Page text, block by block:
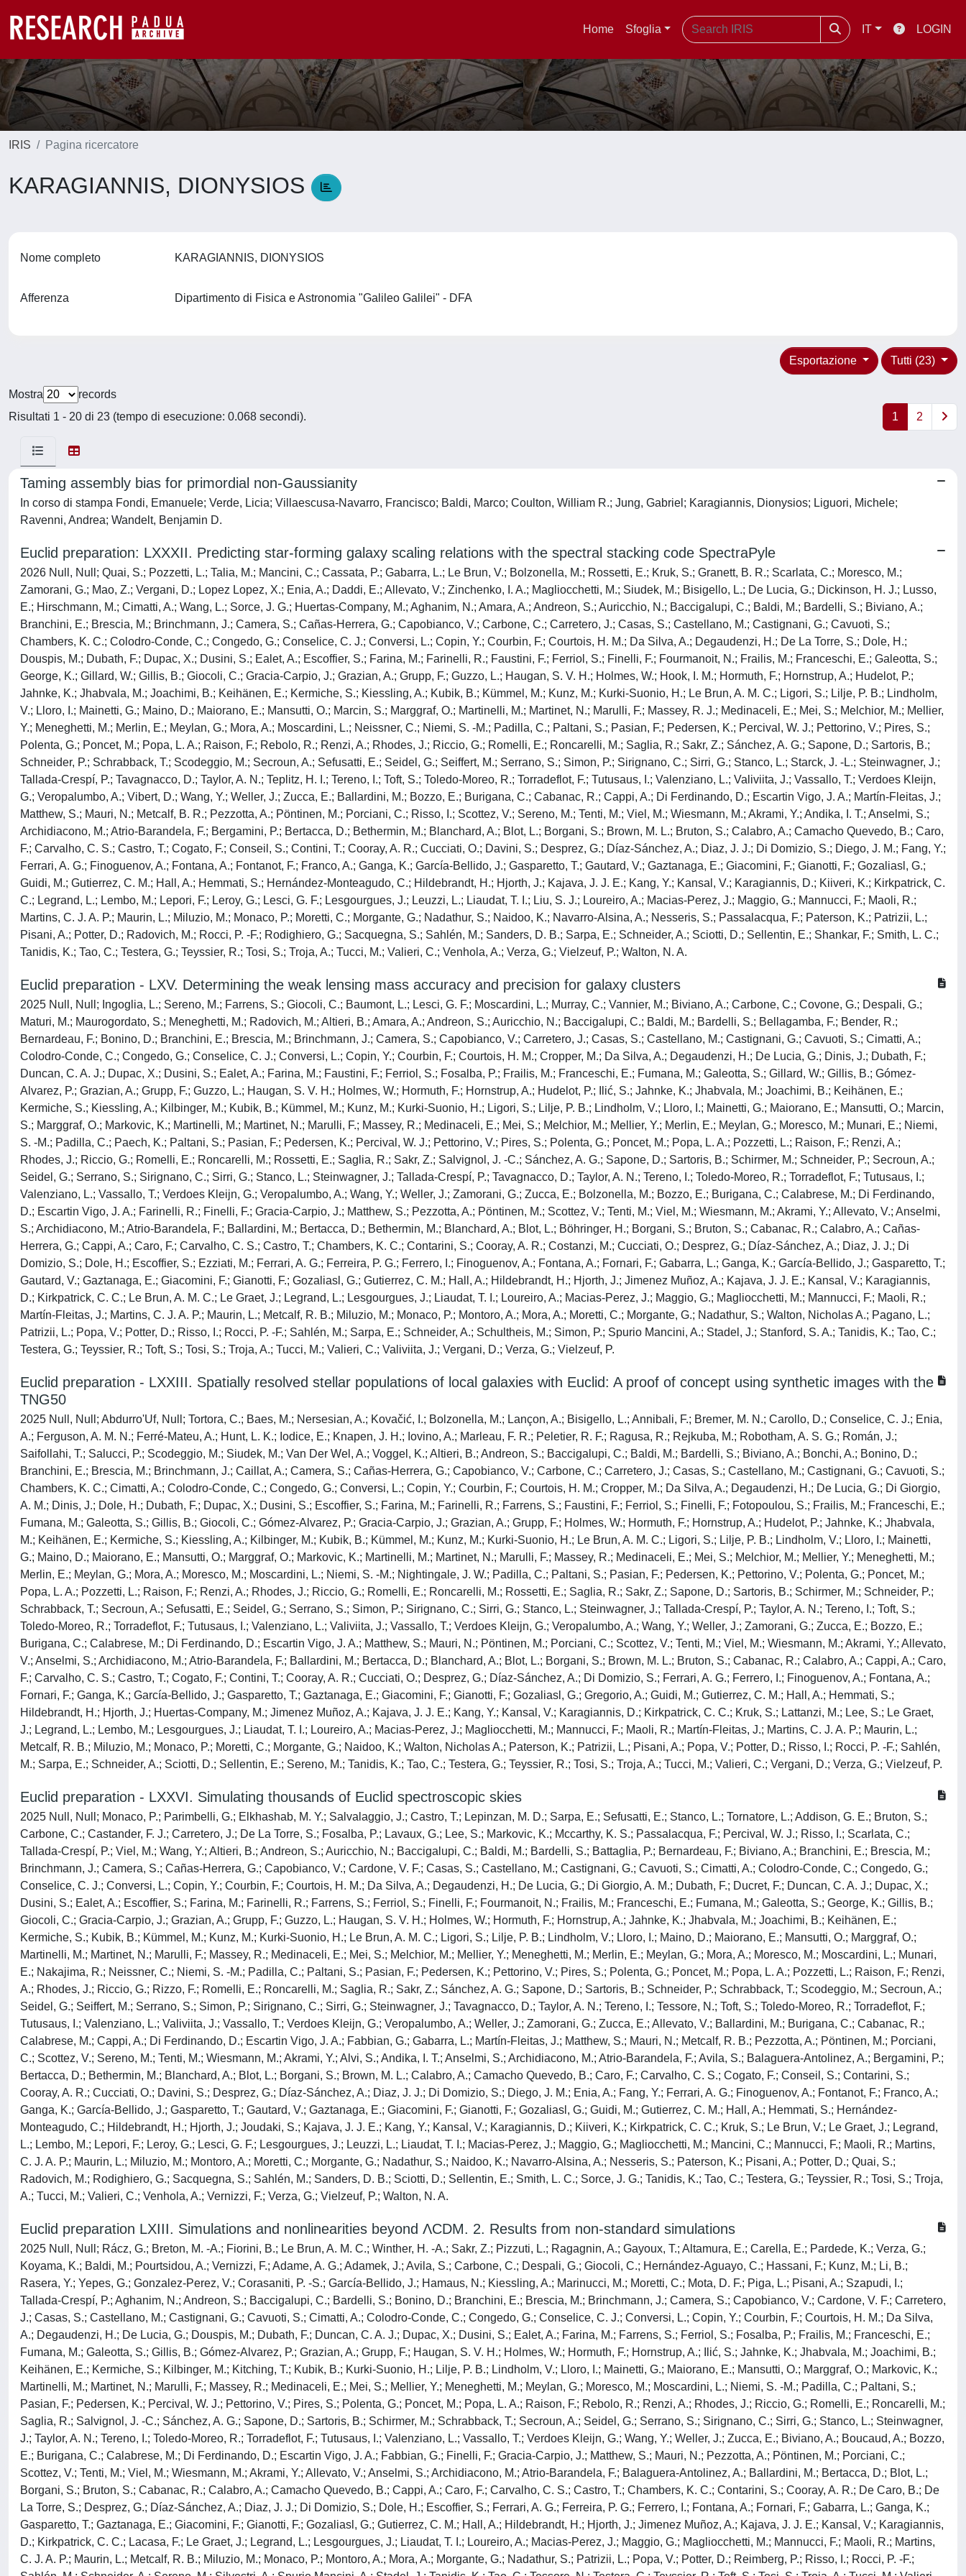
Home Sfoglia IT LOGIN
IRIS Pagina ricercatore
KARAGIANNIS, DIONYSIOS
Nome completo KARAGIANNIS, DIONYSIOS
Afferenza Dipartimento di Fisica e Astronomia "Galileo Galilei" - DFA
Tutti (23)
Esportazione
Mostra
records
Risultati 1 - 20 di 23 (tempo di esecuzione: 0.068 secondi).
1 2
Taming assembly bias for primordial non-Gaussianity
In corso di stampa Fondi, Emanuele; Verde, Licia; Villaescusa-Navarro, Francisco; Baldi, Marco; Coulton, William R.; Jung, Gabriel; Karagiannis, Dionysios; Liguori, Michele;
Ravenni, Andrea; Wandelt, Benjamin D.
Euclid preparation: LXXXII. Predicting star-forming galaxy scaling relations with the spectral stacking code SpectraPyle
2026 Null, Null; Quai, S.; Pozzetti, L.; Talia, M.; Mancini, C.; Cassata, P.; Gabarra, L.; Le Brun, V.; Bolzonella, M.; Rossetti, E.; Kruk, S.; Granett, B. R.; Scarlata, C.; Moresco, M.;
Zamorani, G.; Mao, Z.; Vergani, D.; Lopez Lopez, X.; Enia, A.; Daddi, E.; Allevato, V.; Zinchenko, I. A.; Magliocchetti, M.; Siudek, M.; Bisigello, L.; De Lucia, G.; Dickinson, H. J.; Lusso,
E.; Hirschmann, M.; Cimatti, A.; Wang, L.; Sorce, J. G.; Huertas-Company, M.; Aghanim, N.; Amara, A.; Andreon, S.; Auricchio, N.; Baccigalupi, C.; Baldi, M.; Bardelli, S.; Biviano, A.;
Branchini, E.; Brescia, M.; Brinchmann, J.; Camera, S.; Cañas-Herrera, G.; Capobianco, V.; Carbone, C.; Carretero, J.; Casas, S.; Castellano, M.; Castignani, G.; Cavuoti, S.;
Chambers, K. C.; Colodro-Conde, C.; Congedo, G.; Conselice, C. J.; Conversi, L.; Copin, Y.; Courbin, F.; Courtois, H. M.; Da Silva, A.; Degaudenzi, H.; De La Torre, S.; Dole, H.;
Douspis, M.; Dubath, F.; Dupac, X.; Dusini, S.; Ealet, A.; Escoffier, S.; Farina, M.; Farinelli, R.; Faustini, F.; Ferriol, S.; Finelli, F.; Fourmanoit, N.; Frailis, M.; Franceschi, E.; Galeotta, S.;
George, K.; Gillard, W.; Gillis, B.; Giocoli, C.; Gracia-Carpio, J.; Grazian, A.; Grupp, F.; Guzzo, L.; Haugan, S. V. H.; Holmes, W.; Hook, I. M.; Hormuth, F.; Hornstrup, A.; Hudelot, P.;
Jahnke, K.; Jhabvala, M.; Joachimi, B.; Keihänen, E.; Kermiche, S.; Kiessling, A.; Kubik, B.; Kümmel, M.; Kunz, M.; Kurki-Suonio, H.; Le Brun, A. M. C.; Ligori, S.; Lilje, P. B.; Lindholm,
V.; Lloro, I.; Mainetti, G.; Maino, D.; Maiorano, E.; Mansutti, O.; Marcin, S.; Marggraf, O.; Martinelli, M.; Martinet, N.; Marulli, F.; Massey, R. J.; Medinaceli, E.; Mei, S.; Melchior, M.; Mellier,
Y.; Meneghetti, M.; Merlin, E.; Meylan, G.; Mora, A.; Moscardini, L.; Neissner, C.; Niemi, S. -M.; Padilla, C.; Paltani, S.; Pasian, F.; Pedersen, K.; Percival, W. J.; Pettorino, V.; Pires, S.;
Polenta, G.; Poncet, M.; Popa, L. A.; Raison, F.; Rebolo, R.; Renzi, A.; Rhodes, J.; Riccio, G.; Romelli, E.; Roncarelli, M.; Saglia, R.; Sakr, Z.; Sánchez, A. G.; Sapone, D.; Sartoris, B.;
Schneider, P.; Schrabback, T.; Scodeggio, M.; Secroun, A.; Sefusatti, E.; Seidel, G.; Seiffert, M.; Serrano, S.; Simon, P.; Sirignano, C.; Sirri, G.; Stanco, L.; Starck, J. -L.; Steinwagner, J.;
Tallada-Crespí, P.; Tavagnacco, D.; Taylor, A. N.; Teplitz, H. I.; Tereno, I.; Toft, S.; Toledo-Moreo, R.; Torradeflot, F.; Tutusaus, I.; Valenziano, L.; Valiviita, J.; Vassallo, T.; Verdoes Kleijn,
G.; Veropalumbo, A.; Vibert, D.; Wang, Y.; Weller, J.; Zucca, E.; Ballardini, M.; Bozzo, E.; Burigana, C.; Cabanac, R.; Cappi, A.; Di Ferdinando, D.; Escartin Vigo, J. A.; Martín-Fleitas, J.;
Matthew, S.; Mauri, N.; Metcalf, B. R.; Pezzotta, A.; Pöntinen, M.; Porciani, C.; Risso, I.; Scottez, V.; Sereno, M.; Tenti, M.; Viel, M.; Wiesmann, M.; Akrami, Y.; Andika, I. T.; Anselmi, S.;
Archidiacono, M.; Atrio-Barandela, F.; Bergamini, P.; Bertacca, D.; Bethermin, M.; Blanchard, A.; Blot, L.; Borgani, S.; Brown, M. L.; Bruton, S.; Calabro, A.; Camacho Quevedo, B.; Caro,
F.; Carvalho, C. S.; Castro, T.; Cogato, F.; Conseil, S.; Contini, T.; Cooray, A. R.; Cucciati, O.; Davini, S.; Desprez, G.; Díaz-Sánchez, A.; Diaz, J. J.; Di Domizio, S.; Diego, J. M.; Fang, Y.;
Ferrari, A. G.; Finoguenov, A.; Fontana, A.; Fontanot, F.; Franco, A.; Ganga, K.; García-Bellido, J.; Gasparetto, T.; Gautard, V.; Gaztanaga, E.; Giacomini, F.; Gianotti, F.; Gozaliasl, G.;
Guidi, M.; Gutierrez, C. M.; Hall, A.; Hemmati, S.; Hernández-Monteagudo, C.; Hildebrandt, H.; Hjorth, J.; Kajava, J. J. E.; Kang, Y.; Kansal, V.; Karagiannis, D.; Kiiveri, K.; Kirkpatrick, C.
C.; Legrand, L.; Lembo, M.; Lepori, F.; Leroy, G.; Lesci, G. F.; Lesgourgues, J.; Leuzzi, L.; Liaudat, T. I.; Liu, S. J.; Loureiro, A.; Macias-Perez, J.; Maggio, G.; Mannucci, F.; Maoli, R.;
Martins, C. J. A. P.; Maurin, L.; Miluzio, M.; Monaco, P.; Moretti, C.; Morgante, G.; Nadathur, S.; Naidoo, K.; Navarro-Alsina, A.; Nesseris, S.; Passalacqua, F.; Paterson, K.; Patrizii, L.;
Pisani, A.; Potter, D.; Radovich, M.; Rocci, P. -F.; Rodighiero, G.; Sacquegna, S.; Sahlén, M.; Sanders, D. B.; Sarpa, E.; Schneider, A.; Sciotti, D.; Sellentin, E.; Shankar, F.; Smith, L. C.;
Tanidis, K.; Tao, C.; Testera, G.; Teyssier, R.; Tosi, S.; Troja, A.; Tucci, M.; Valieri, C.; Venhola, A.; Verza, G.; Vielzeuf, P.; Walton, N. A.
Euclid preparation - LXV. Determining the weak lensing mass accuracy and precision for galaxy clusters
2025 Null, Null; Ingoglia, L.; Sereno, M.; Farrens, S.; Giocoli, C.; Baumont, L.; Lesci, G. F.; Moscardini, L.; Murray, C.; Vannier, M.; Biviano, A.; Carbone, C.; Covone, G.; Despali, G.;
Maturi, M.; Maurogordato, S.; Meneghetti, M.; Radovich, M.; Altieri, B.; Amara, A.; Andreon, S.; Auricchio, N.; Baccigalupi, C.; Baldi, M.; Bardelli, S.; Bellagamba, F.; Bender, R.;
Bernardeau, F.; Bonino, D.; Branchini, E.; Brescia, M.; Brinchmann, J.; Camera, S.; Capobianco, V.; Carretero, J.; Casas, S.; Castellano, M.; Castignani, G.; Cavuoti, S.; Cimatti, A.;
Colodro-Conde, C.; Congedo, G.; Conselice, C. J.; Conversi, L.; Copin, Y.; Courbin, F.; Courtois, H. M.; Cropper, M.; Da Silva, A.; Degaudenzi, H.; De Lucia, G.; Dinis, J.; Dubath, F.;
Duncan, C. A. J.; Dupac, X.; Dusini, S.; Ealet, A.; Farina, M.; Faustini, F.; Ferriol, S.; Fosalba, P.; Frailis, M.; Franceschi, E.; Fumana, M.; Galeotta, S.; Gillard, W.; Gillis, B.; Gómez-
Alvarez, P.; Grazian, A.; Grupp, F.; Guzzo, L.; Haugan, S. V. H.; Holmes, W.; Hormuth, F.; Hornstrup, A.; Hudelot, P.; Ilić, S.; Jahnke, K.; Jhabvala, M.; Joachimi, B.; Keihänen, E.;
Kermiche, S.; Kiessling, A.; Kilbinger, M.; Kubik, B.; Kümmel, M.; Kunz, M.; Kurki-Suonio, H.; Ligori, S.; Lilje, P. B.; Lindholm, V.; Lloro, I.; Mainetti, G.; Maiorano, E.; Mansutti, O.; Marcin,
S.; Marggraf, O.; Markovic, K.; Martinelli, M.; Martinet, N.; Marulli, F.; Massey, R.; Medinaceli, E.; Mei, S.; Melchior, M.; Mellier, Y.; Merlin, E.; Meylan, G.; Moresco, M.; Munari, E.; Niemi,
S. -M.; Padilla, C.; Paech, K.; Paltani, S.; Pasian, F.; Pedersen, K.; Percival, W. J.; Pettorino, V.; Pires, S.; Polenta, G.; Poncet, M.; Popa, L. A.; Pozzetti, L.; Raison, F.; Renzi, A.;
Rhodes, J.; Riccio, G.; Romelli, E.; Roncarelli, M.; Rossetti, E.; Saglia, R.; Sakr, Z.; Salvignol, J. -C.; Sánchez, A. G.; Sapone, D.; Sartoris, B.; Schirmer, M.; Schneider, P.; Secroun, A.;
Seidel, G.; Serrano, S.; Sirignano, C.; Sirri, G.; Stanco, L.; Steinwagner, J.; Tallada-Crespí, P.; Tavagnacco, D.; Taylor, A. N.; Tereno, I.; Toledo-Moreo, R.; Torradeflot, F.; Tutusaus, I.;
Valenziano, L.; Vassallo, T.; Verdoes Kleijn, G.; Veropalumbo, A.; Wang, Y.; Weller, J.; Zamorani, G.; Zucca, E.; Bolzonella, M.; Bozzo, E.; Burigana, C.; Calabrese, M.; Di Ferdinando,
D.; Escartin Vigo, J. A.; Farinelli, R.; Finelli, F.; Gracia-Carpio, J.; Matthew, S.; Pezzotta, A.; Pöntinen, M.; Scottez, V.; Tenti, M.; Viel, M.; Wiesmann, M.; Akrami, Y.; Allevato, V.; Anselmi,
S.; Archidiacono, M.; Atrio-Barandela, F.; Ballardini, M.; Bertacca, D.; Bethermin, M.; Blanchard, A.; Blot, L.; Böhringer, H.; Borgani, S.; Bruton, S.; Cabanac, R.; Calabro, A.; Cañas-
Herrera, G.; Cappi, A.; Caro, F.; Carvalho, C. S.; Castro, T.; Chambers, K. C.; Contarini, S.; Cooray, A. R.; Costanzi, M.; Cucciati, O.; Desprez, G.; Díaz-Sánchez, A.; Diaz, J. J.; Di
Domizio, S.; Dole, H.; Escoffier, S.; Ezziati, M.; Ferrari, A. G.; Ferreira, P. G.; Ferrero, I.; Finoguenov, A.; Fontana, A.; Fornari, F.; Gabarra, L.; Ganga, K.; García-Bellido, J.; Gasparetto, T.;
Gautard, V.; Gaztanaga, E.; Giacomini, F.; Gianotti, F.; Gozaliasl, G.; Gutierrez, C. M.; Hall, A.; Hildebrandt, H.; Hjorth, J.; Jimenez Muñoz, A.; Kajava, J. J. E.; Kansal, V.; Karagiannis,
D.; Kirkpatrick, C. C.; Le Brun, A. M. C.; Le Graet, J.; Legrand, L.; Lesgourgues, J.; Liaudat, T. I.; Loureiro, A.; Macias-Perez, J.; Maggio, G.; Magliocchetti, M.; Mannucci, F.; Maoli, R.;
Martín-Fleitas, J.; Martins, C. J. A. P.; Maurin, L.; Metcalf, R. B.; Miluzio, M.; Monaco, P.; Montoro, A.; Mora, A.; Moretti, C.; Morgante, G.; Nadathur, S.; Walton, Nicholas A.; Pagano, L.;
Patrizii, L.; Popa, V.; Potter, D.; Risso, I.; Rocci, P. -F.; Sahlén, M.; Sarpa, E.; Schneider, A.; Schultheis, M.; Simon, P.; Spurio Mancini, A.; Stadel, J.; Stanford, S. A.; Tanidis, K.; Tao, C.;
Testera, G.; Teyssier, R.; Toft, S.; Tosi, S.; Troja, A.; Tucci, M.; Valieri, C.; Valiviita, J.; Vergani, D.; Verza, G.; Vielzeuf, P.
Euclid preparation - LXXIII. Spatially resolved stellar populations of local galaxies with Euclid: A proof of concept using synthetic images with the
TNG50
2025 Null, Null; Abdurro'Uf, Null; Tortora, C.; Baes, M.; Nersesian, A.; Kovačić, I.; Bolzonella, M.; Lançon, A.; Bisigello, L.; Annibali, F.; Bremer, M. N.; Carollo, D.; Conselice, C. J.; Enia,
A.; Ferguson, A. M. N.; Ferré-Mateu, A.; Hunt, L. K.; Iodice, E.; Knapen, J. H.; Iovino, A.; Marleau, F. R.; Peletier, R. F.; Ragusa, R.; Rejkuba, M.; Robotham, A. S. G.; Román, J.;
Saifollahi, T.; Salucci, P.; Scodeggio, M.; Siudek, M.; Van Der Wel, A.; Voggel, K.; Altieri, B.; Andreon, S.; Baccigalupi, C.; Baldi, M.; Bardelli, S.; Biviano, A.; Bonchi, A.; Bonino, D.;
Branchini, E.; Brescia, M.; Brinchmann, J.; Caillat, A.; Camera, S.; Cañas-Herrera, G.; Capobianco, V.; Carbone, C.; Carretero, J.; Casas, S.; Castellano, M.; Castignani, G.; Cavuoti, S.;
Chambers, K. C.; Cimatti, A.; Colodro-Conde, C.; Congedo, G.; Conversi, L.; Copin, Y.; Courbin, F.; Courtois, H. M.; Cropper, M.; Da Silva, A.; Degaudenzi, H.; De Lucia, G.; Di Giorgio,
A. M.; Dinis, J.; Dole, H.; Dubath, F.; Dupac, X.; Dusini, S.; Escoffier, S.; Farina, M.; Farinelli, R.; Farrens, S.; Faustini, F.; Ferriol, S.; Finelli, F.; Fotopoulou, S.; Frailis, M.; Franceschi, E.;
Fumana, M.; Galeotta, S.; Gillis, B.; Giocoli, C.; Gómez-Alvarez, P.; Gracia-Carpio, J.; Grazian, A.; Grupp, F.; Holmes, W.; Hormuth, F.; Hornstrup, A.; Hudelot, P.; Jahnke, K.; Jhabvala,
M.; Keihänen, E.; Kermiche, S.; Kiessling, A.; Kilbinger, M.; Kubik, B.; Kümmel, M.; Kunz, M.; Kurki-Suonio, H.; Le Brun, A. M. C.; Ligori, S.; Lilje, P. B.; Lindholm, V.; Lloro, I.; Mainetti,
G.; Maino, D.; Maiorano, E.; Mansutti, O.; Marggraf, O.; Markovic, K.; Martinelli, M.; Martinet, N.; Marulli, F.; Massey, R.; Medinaceli, E.; Mei, S.; Melchior, M.; Mellier, Y.; Meneghetti, M.;
Merlin, E.; Meylan, G.; Mora, A.; Moresco, M.; Moscardini, L.; Niemi, S. -M.; Nightingale, J. W.; Padilla, C.; Paltani, S.; Pasian, F.; Pedersen, K.; Pettorino, V.; Polenta, G.; Poncet, M.;
Popa, L. A.; Pozzetti, L.; Raison, F.; Renzi, A.; Rhodes, J.; Riccio, G.; Romelli, E.; Roncarelli, M.; Rossetti, E.; Saglia, R.; Sakr, Z.; Sapone, D.; Sartoris, B.; Schirmer, M.; Schneider, P.;
Schrabback, T.; Secroun, A.; Sefusatti, E.; Seidel, G.; Serrano, S.; Simon, P.; Sirignano, C.; Sirri, G.; Stanco, L.; Steinwagner, J.; Tallada-Crespí, P.; Taylor, A. N.; Tereno, I.; Toft, S.;
Toledo-Moreo, R.; Torradeflot, F.; Tutusaus, I.; Valenziano, L.; Valiviita, J.; Vassallo, T.; Verdoes Kleijn, G.; Veropalumbo, A.; Wang, Y.; Weller, J.; Zamorani, G.; Zucca, E.; Bozzo, E.;
Burigana, C.; Calabrese, M.; Di Ferdinando, D.; Escartin Vigo, J. A.; Matthew, S.; Mauri, N.; Pöntinen, M.; Porciani, C.; Scottez, V.; Tenti, M.; Viel, M.; Wiesmann, M.; Akrami, Y.; Allevato,
V.; Anselmi, S.; Archidiacono, M.; Atrio-Barandela, F.; Ballardini, M.; Bertacca, D.; Blanchard, A.; Blot, L.; Borgani, S.; Brown, M. L.; Bruton, S.; Cabanac, R.; Calabro, A.; Cappi, A.; Caro,
F.; Carvalho, C. S.; Castro, T.; Cogato, F.; Contini, T.; Cooray, A. R.; Cucciati, O.; Desprez, G.; Díaz-Sánchez, A.; Di Domizio, S.; Ferrari, A. G.; Ferrero, I.; Finoguenov, A.; Fontana, A.;
Fornari, F.; Ganga, K.; García-Bellido, J.; Gasparetto, T.; Gaztanaga, E.; Giacomini, F.; Gianotti, F.; Gozaliasl, G.; Gregorio, A.; Guidi, M.; Gutierrez, C. M.; Hall, A.; Hemmati, S.;
Hildebrandt, H.; Hjorth, J.; Huertas-Company, M.; Jimenez Muñoz, A.; Kajava, J. J. E.; Kang, Y.; Kansal, V.; Karagiannis, D.; Kirkpatrick, C. C.; Kruk, S.; Lattanzi, M.; Lee, S.; Le Graet,
J.; Legrand, L.; Lembo, M.; Lesgourgues, J.; Liaudat, T. I.; Loureiro, A.; Macias-Perez, J.; Magliocchetti, M.; Mannucci, F.; Maoli, R.; Martín-Fleitas, J.; Martins, C. J. A. P.; Maurin, L.;
Metcalf, R. B.; Miluzio, M.; Monaco, P.; Moretti, C.; Morgante, G.; Naidoo, K.; Walton, Nicholas A.; Paterson, K.; Patrizii, L.; Pisani, A.; Popa, V.; Potter, D.; Risso, I.; Rocci, P. -F.; Sahlén,
M.; Sarpa, E.; Schneider, A.; Sciotti, D.; Sellentin, E.; Sereno, M.; Tanidis, K.; Tao, C.; Testera, G.; Teyssier, R.; Tosi, S.; Troja, A.; Tucci, M.; Valieri, C.; Vergani, D.; Verza, G.; Vielzeuf, P.
Euclid preparation - LXXVI. Simulating thousands of Euclid spectroscopic skies
2025 Null, Null; Monaco, P.; Parimbelli, G.; Elkhashab, M. Y.; Salvalaggio, J.; Castro, T.; Lepinzan, M. D.; Sarpa, E.; Sefusatti, E.; Stanco, L.; Tornatore, L.; Addison, G. E.; Bruton, S.;
Carbone, C.; Castander, F. J.; Carretero, J.; De La Torre, S.; Fosalba, P.; Lavaux, G.; Lee, S.; Markovic, K.; Mccarthy, K. S.; Passalacqua, F.; Percival, W. J.; Risso, I.; Scarlata, C.;
Tallada-Crespí, P.; Viel, M.; Wang, Y.; Altieri, B.; Andreon, S.; Auricchio, N.; Baccigalupi, C.; Baldi, M.; Bardelli, S.; Battaglia, P.; Bernardeau, F.; Biviano, A.; Branchini, E.; Brescia, M.;
Brinchmann, J.; Camera, S.; Cañas-Herrera, G.; Capobianco, V.; Cardone, V. F.; Casas, S.; Castellano, M.; Castignani, G.; Cavuoti, S.; Cimatti, A.; Colodro-Conde, C.; Congedo, G.;
Conselice, C. J.; Conversi, L.; Copin, Y.; Courbin, F.; Courtois, H. M.; Da Silva, A.; Degaudenzi, H.; De Lucia, G.; Di Giorgio, A. M.; Dubath, F.; Ducret, F.; Duncan, C. A. J.; Dupac, X.;
Dusini, S.; Ealet, A.; Escoffier, S.; Farina, M.; Farinelli, R.; Farrens, S.; Ferriol, S.; Finelli, F.; Fourmanoit, N.; Frailis, M.; Franceschi, E.; Fumana, M.; Galeotta, S.; George, K.; Gillis, B.;
Giocoli, C.; Gracia-Carpio, J.; Grazian, A.; Grupp, F.; Guzzo, L.; Haugan, S. V. H.; Holmes, W.; Hormuth, F.; Hornstrup, A.; Jahnke, K.; Jhabvala, M.; Joachimi, B.; Keihänen, E.;
Kermiche, S.; Kubik, B.; Kümmel, M.; Kunz, M.; Kurki-Suonio, H.; Le Brun, A. M. C.; Ligori, S.; Lilje, P. B.; Lindholm, V.; Lloro, I.; Maino, D.; Maiorano, E.; Mansutti, O.; Marggraf, O.;
Martinelli, M.; Martinet, N.; Marulli, F.; Massey, R.; Medinaceli, E.; Mei, S.; Melchior, M.; Mellier, Y.; Meneghetti, M.; Merlin, E.; Meylan, G.; Mora, A.; Moresco, M.; Moscardini, L.; Munari,
E.; Nakajima, R.; Neissner, C.; Niemi, S. -M.; Padilla, C.; Paltani, S.; Pasian, F.; Pedersen, K.; Pettorino, V.; Pires, S.; Polenta, G.; Poncet, M.; Popa, L. A.; Pozzetti, L.; Raison, F.; Renzi,
A.; Rhodes, J.; Riccio, G.; Rizzo, F.; Romelli, E.; Roncarelli, M.; Saglia, R.; Sakr, Z.; Sánchez, A. G.; Sapone, D.; Sartoris, B.; Schneider, P.; Schrabback, T.; Scodeggio, M.; Secroun, A.;
Seidel, G.; Seiffert, M.; Serrano, S.; Simon, P.; Sirignano, C.; Sirri, G.; Steinwagner, J.; Tavagnacco, D.; Taylor, A. N.; Tereno, I.; Tessore, N.; Toft, S.; Toledo-Moreo, R.; Torradeflot, F.;
Tutusaus, I.; Valenziano, L.; Valiviita, J.; Vassallo, T.; Verdoes Kleijn, G.; Veropalumbo, A.; Weller, J.; Zamorani, G.; Zucca, E.; Allevato, V.; Ballardini, M.; Burigana, C.; Cabanac, R.;
Calabrese, M.; Cappi, A.; Di Ferdinando, D.; Escartin Vigo, J. A.; Fabbian, G.; Gabarra, L.; Martín-Fleitas, J.; Matthew, S.; Mauri, N.; Metcalf, R. B.; Pezzotta, A.; Pöntinen, M.; Porciani,
C.; Scottez, V.; Sereno, M.; Tenti, M.; Wiesmann, M.; Akrami, Y.; Alvi, S.; Andika, I. T.; Anselmi, S.; Archidiacono, M.; Atrio-Barandela, F.; Avila, S.; Balaguera-Antolinez, A.; Bergamini, P.;
Bertacca, D.; Bethermin, M.; Blanchard, A.; Blot, L.; Borgani, S.; Brown, M. L.; Calabro, A.; Camacho Quevedo, B.; Caro, F.; Carvalho, C. S.; Cogato, F.; Conseil, S.; Contarini, S.;
Cooray, A. R.; Cucciati, O.; Davini, S.; Desprez, G.; Díaz-Sánchez, A.; Diaz, J. J.; Di Domizio, S.; Diego, J. M.; Enia, A.; Fang, Y.; Ferrari, A. G.; Finoguenov, A.; Fontanot, F.; Franco, A.;
Ganga, K.; García-Bellido, J.; Gasparetto, T.; Gautard, V.; Gaztanaga, E.; Giacomini, F.; Gianotti, F.; Gozaliasl, G.; Guidi, M.; Gutierrez, C. M.; Hall, A.; Hemmati, S.; Hernández-
Monteagudo, C.; Hildebrandt, H.; Hjorth, J.; Joudaki, S.; Kajava, J. J. E.; Kang, Y.; Kansal, V.; Karagiannis, D.; Kiiveri, K.; Kirkpatrick, C. C.; Kruk, S.; Le Brun, V.; Le Graet, J.; Legrand,
L.; Lembo, M.; Lepori, F.; Leroy, G.; Lesci, G. F.; Lesgourgues, J.; Leuzzi, L.; Liaudat, T. I.; Macias-Perez, J.; Maggio, G.; Magliocchetti, M.; Mancini, C.; Mannucci, F.; Maoli, R.; Martins,
C. J. A. P.; Maurin, L.; Miluzio, M.; Montoro, A.; Moretti, C.; Morgante, G.; Nadathur, S.; Naidoo, K.; Navarro-Alsina, A.; Nesseris, S.; Paterson, K.; Pisani, A.; Potter, D.; Quai, S.;
Radovich, M.; Rodighiero, G.; Sacquegna, S.; Sahlén, M.; Sanders, D. B.; Sciotti, D.; Sellentin, E.; Smith, L. C.; Sorce, J. G.; Tanidis, K.; Tao, C.; Testera, G.; Teyssier, R.; Tosi, S.; Troja,
A.; Tucci, M.; Valieri, C.; Venhola, A.; Vernizzi, F.; Verza, G.; Vielzeuf, P.; Walton, N. A.
Euclid preparation LXIII. Simulations and nonlinearities beyond ΛCDM. 2. Results from non-standard simulations
2025 Null, Null; Rácz, G.; Breton, M. -A.; Fiorini, B.; Le Brun, A. M. C.; Winther, H. -A.; Sakr, Z.; Pizzuti, L.; Ragagnin, A.; Gayoux, T.; Altamura, E.; Carella, E.; Pardede, K.; Verza, G.;
Koyama, K.; Baldi, M.; Pourtsidou, A.; Vernizzi, F.; Adame, A. G.; Adamek, J.; Avila, S.; Carbone, C.; Despali, G.; Giocoli, C.; Hernández-Aguayo, C.; Hassani, F.; Kunz, M.; Li, B.;
Rasera, Y.; Yepes, G.; Gonzalez-Perez, V.; Corasaniti, P. -S.; García-Bellido, J.; Hamaus, N.; Kiessling, A.; Marinucci, M.; Moretti, C.; Mota, D. F.; Piga, L.; Pisani, A.; Szapudi, I.;
Tallada-Crespí, P.; Aghanim, N.; Andreon, S.; Baccigalupi, C.; Bardelli, S.; Bonino, D.; Branchini, E.; Brescia, M.; Brinchmann, J.; Camera, S.; Capobianco, V.; Cardone, V. F.; Carretero,
J.; Casas, S.; Castellano, M.; Castignani, G.; Cavuoti, S.; Cimatti, A.; Colodro-Conde, C.; Congedo, G.; Conselice, C. J.; Conversi, L.; Copin, Y.; Courbin, F.; Courtois, H. M.; Da Silva,
A.; Degaudenzi, H.; De Lucia, G.; Douspis, M.; Dubath, F.; Duncan, C. A. J.; Dupac, X.; Dusini, S.; Ealet, A.; Farina, M.; Farrens, S.; Ferriol, S.; Fosalba, P.; Frailis, M.; Franceschi, E.;
Fumana, M.; Galeotta, S.; Gillis, B.; Gómez-Alvarez, P.; Grazian, A.; Grupp, F.; Haugan, S. V. H.; Holmes, W.; Hormuth, F.; Hornstrup, A.; Ilić, S.; Jahnke, K.; Jhabvala, M.; Joachimi, B.;
Keihänen, E.; Kermiche, S.; Kilbinger, M.; Kitching, T.; Kubik, B.; Kurki-Suonio, H.; Lilje, P. B.; Lindholm, V.; Lloro, I.; Mainetti, G.; Maiorano, E.; Mansutti, O.; Marggraf, O.; Markovic, K.;
Martinelli, M.; Martinet, N.; Marulli, F.; Massey, R.; Medinaceli, E.; Mei, S.; Mellier, Y.; Meneghetti, M.; Meylan, G.; Moresco, M.; Moscardini, L.; Niemi, S. -M.; Padilla, C.; Paltani, S.;
Pasian, F.; Pedersen, K.; Percival, W. J.; Pettorino, V.; Pires, S.; Polenta, G.; Poncet, M.; Popa, L. A.; Raison, F.; Rebolo, R.; Renzi, A.; Rhodes, J.; Riccio, G.; Romelli, E.; Roncarelli, M.;
Saglia, R.; Salvignol, J. -C.; Sánchez, A. G.; Sapone, D.; Sartoris, B.; Schirmer, M.; Schrabback, T.; Secroun, A.; Seidel, G.; Serrano, S.; Sirignano, C.; Sirri, G.; Stanco, L.; Steinwagner,
J.; Taylor, A. N.; Tereno, I.; Toledo-Moreo, R.; Torradeflot, F.; Tutusaus, I.; Valenziano, L.; Vassallo, T.; Verdoes Kleijn, G.; Wang, Y.; Weller, J.; Zucca, E.; Biviano, A.; Boucaud, A.; Bozzo,
E.; Burigana, C.; Calabrese, M.; Di Ferdinando, D.; Escartin Vigo, J. A.; Fabbian, G.; Finelli, F.; Gracia-Carpio, J.; Matthew, S.; Mauri, N.; Pezzotta, A.; Pöntinen, M.; Porciani, C.;
Scottez, V.; Tenti, M.; Viel, M.; Wiesmann, M.; Akrami, Y.; Allevato, V.; Anselmi, S.; Archidiacono, M.; Atrio-Barandela, F.; Balaguera-Antolinez, A.; Ballardini, M.; Bertacca, D.; Blot, L.;
Borgani, S.; Bruton, S.; Cabanac, R.; Calabro, A.; Camacho Quevedo, B.; Cappi, A.; Caro, F.; Carvalho, C. S.; Castro, T.; Chambers, K. C.; Contarini, S.; Cooray, A. R.; De Caro, B.; De
La Torre, S.; Desprez, G.; Díaz-Sánchez, A.; Diaz, J. J.; Di Domizio, S.; Dole, H.; Escoffier, S.; Ferrari, A. G.; Ferreira, P. G.; Ferrero, I.; Fontana, A.; Fornari, F.; Gabarra, L.; Ganga, K.;
Gasparetto, T.; Gaztanaga, E.; Giacomini, F.; Gianotti, F.; Gozaliasl, G.; Gutierrez, C. M.; Hall, A.; Hildebrandt, H.; Hjorth, J.; Jimenez Muñoz, A.; Kajava, J. J. E.; Kansal, V.; Karagiannis,
D.; Kirkpatrick, C. C.; Lacasa, F.; Le Graet, J.; Legrand, L.; Lesgourgues, J.; Liaudat, T. I.; Loureiro, A.; Macias-Perez, J.; Maggio, G.; Magliocchetti, M.; Mannucci, F.; Maoli, R.; Martins,
C. J. A. P.; Maurin, L.; Metcalf, R. B.; Miluzio, M.; Monaco, P.; Montoro, A.; Mora, A.; Morgante, G.; Nadathur, S.; Patrizii, L.; Popa, V.; Potter, D.; Reimberg, P.; Risso, I.; Rocci, P. -F.;